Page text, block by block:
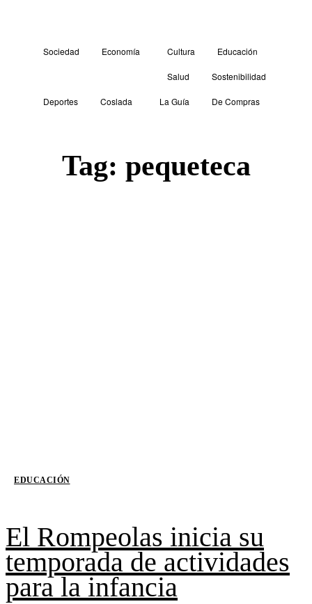
Sociedad Economía Cultura Educación
Salud Sostenibilidad
Deportes Coslada La Guía De Compras
Tag: pequeteca
EDUCACIÓN
El Rompeolas inicia su
temporada de actividades
para la infancia